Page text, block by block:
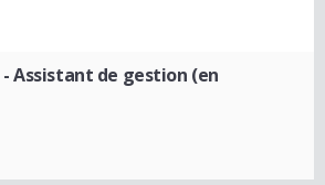
- Assistant de gestion (en